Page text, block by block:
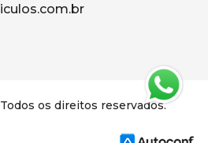
os direitos reservados.